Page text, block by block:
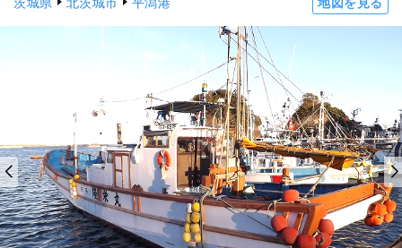
茨城県 北茨城市 平潟港 地図を見る